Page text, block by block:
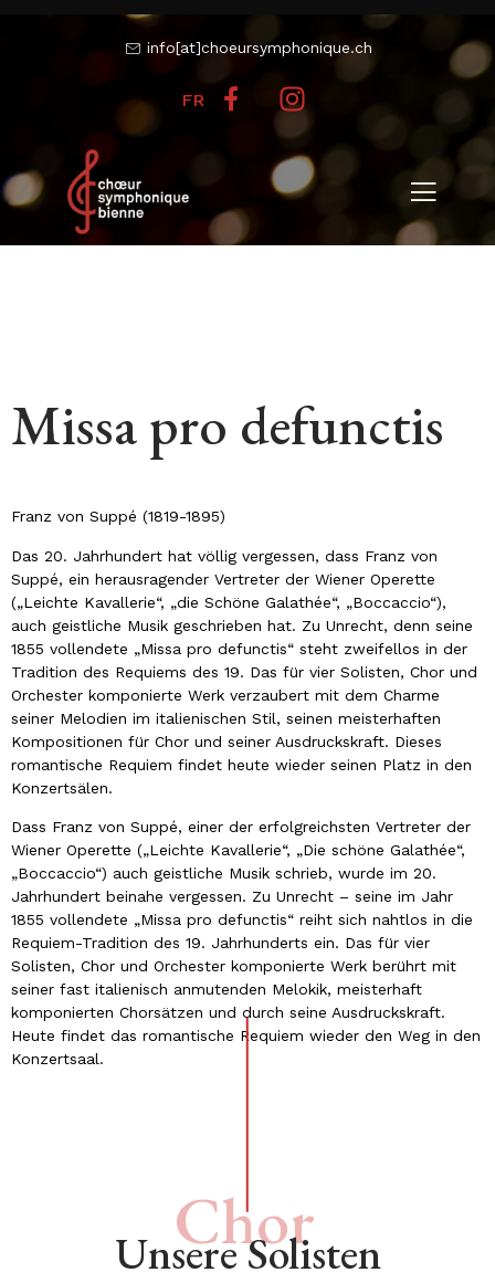
info[at]choeursymphonique.ch
FR
Missa pro defunctis
Franz von Suppé (1819-1895)
Das 20. Jahrhundert hat völlig vergessen, dass Franz von
Suppé, ein herausragender Vertreter der Wiener Operette
(„Leichte Kavallerie“, „die Schöne Galathée“, „Boccaccio“),
auch geistliche Musik geschrieben hat. Zu Unrecht, denn seine
1855 vollendete „Missa pro defunctis“ steht zweifellos in der
Tradition des Requiems des 19. Das für vier Solisten, Chor und
Orchester komponierte Werk verzaubert mit dem Charme
seiner Melodien im italienischen Stil, seinen meisterhaften
Kompositionen für Chor und seiner Ausdruckskraft. Dieses
romantische Requiem findet heute wieder seinen Platz in den
Konzertsälen.
Dass Franz von Suppé, einer der erfolgreichsten Vertreter der
Wiener Operette („Leichte Kavallerie“, „Die schöne Galathée“,
„Boccaccio“) auch geistliche Musik schrieb, wurde im 20.
Jahrhundert beinahe vergessen. Zu Unrecht – seine im Jahr
1855 vollendete „Missa pro defunctis“ reiht sich nahtlos in die
Requiem-Tradition des 19. Jahrhunderts ein. Das für vier
Solisten, Chor und Orchester komponierte Werk berührt mit
seiner fast italienisch anmutenden Melokik, meisterhaft
komponierten Chorsätzen und durch seine Ausdruckskraft.
Heute findet das romantische Requiem wieder den Weg in den
Konzertsaal.
Chor
Unsere Solisten